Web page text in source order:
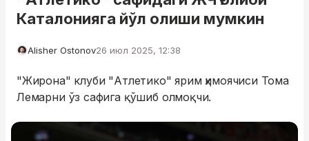
Каталонияга йўл олиши мумкин
Alisher Ostonov26 июл 2025, 12:38
"Жирона" клуби "Атлетико" ярим ҳимоячиси Тома
Лемарни ўз сафига қўшиб олмоқчи.